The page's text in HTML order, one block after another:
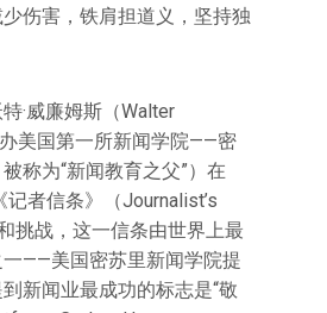
伤害，铁肩担道义，坚持独
·威廉姆斯（Walter
美国第一所新闻学院——密
称为“新闻教育之父”）在
者信条》（Journalist’s
挑战，这一信条由世界上最
——美国密苏里新闻学院提
新闻业最成功的标志是“敬